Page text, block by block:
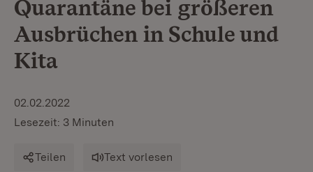
Quarantäne bei größeren
Ausbrüchen in Schule und
Kita
02.02.2022
Lesezeit: 3 Minuten
Teilen Text vorlesen